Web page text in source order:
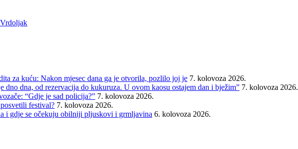
za kuću: Nakon mjesec dana ga je otvorila, pozlilo joj je 7. kolovoza 2026.
dno dna, od rezervacija do kukuruza. U ovom kaosu ostajem dan i bježim” 7. kolovoza 2026.
“Gdje je sad policija?” 7. kolovoza 2026.
festival? 7. kolovoza 2026.
i gdje se očekuju obilniji pljuskovi i grmljavina 6. kolovoza 2026.